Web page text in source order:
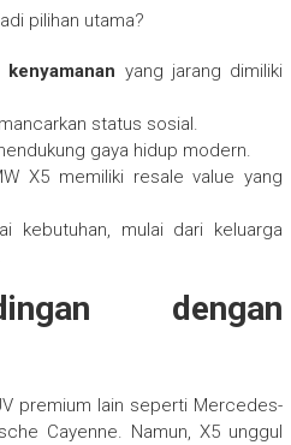
pilihan utama?
yang jarang dimiliki
status sosial.
gaya hidup modern.
X5 memiliki resale value yang
kebutuhan, mulai dari keluarga
dengan
premium lain seperti Mercedes-
Cayenne. Namun, X5 unggul